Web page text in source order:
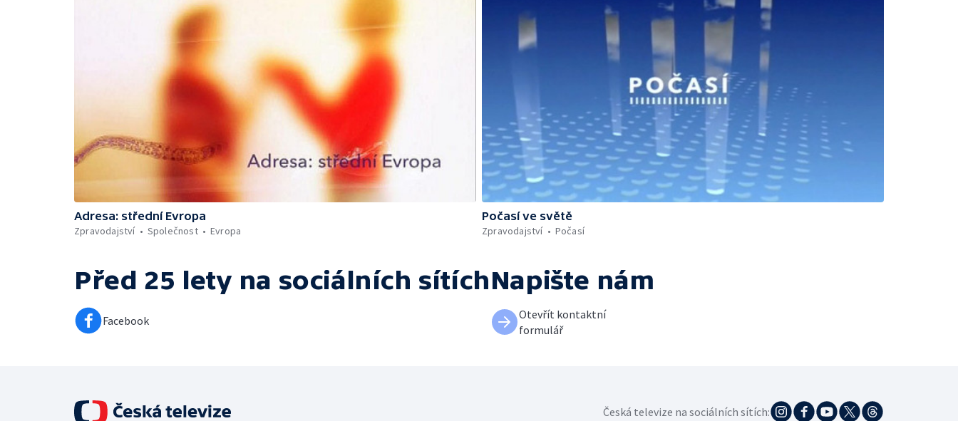
Adresa: střední Evropa
Zpravodajství
Společnost Evropa
Počasí ve světě
Zpravodajství
Počasí
Před 25 lety na sociálních sítích
Facebook
Napište nám
Otevřít kontaktní
formulář
Česká televize na sociálních sítích: